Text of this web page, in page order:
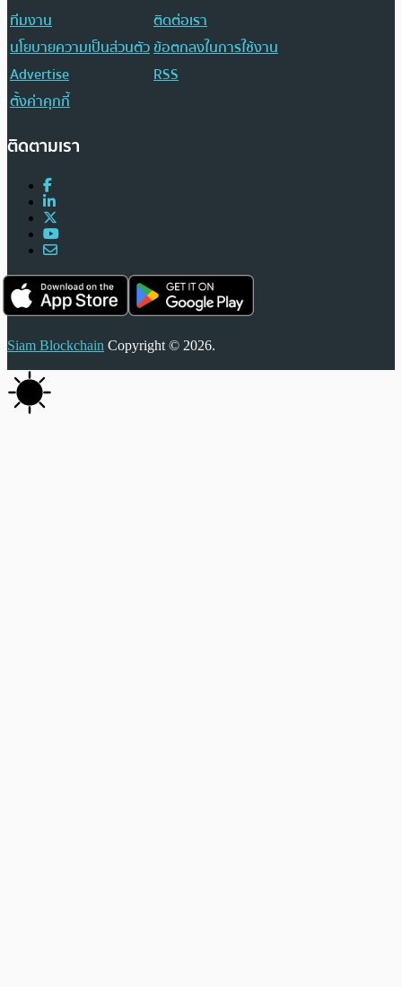
ทีมงาน
ติดต่อเรา
นโยบายความเป็นส่วนตัวข้อตกลงในการใช้งาน
Advertise
RSS
ตั้งค่าคุกกี้
ติดตามเรา
Siam Blockchain Copyright © 2026.